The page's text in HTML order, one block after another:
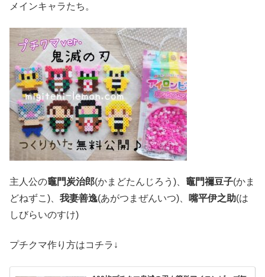
メインキャラたち。
主人公の竈門炭治郎(かまどたんじろう)、 竈門禰豆子(かま
どねずこ)、 我妻善逸(あがつまぜんいつ)、 嘴平伊之助(は
しびらいのすけ)
プチクマ作り方はコチラ↓